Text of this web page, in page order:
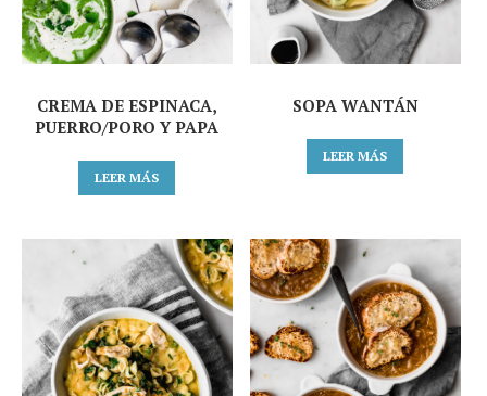
CREMA DE ESPINACA,
PUERRO/PORO Y PAPA
LEER MÁS
SOPA WANTÁN
LEER MÁS